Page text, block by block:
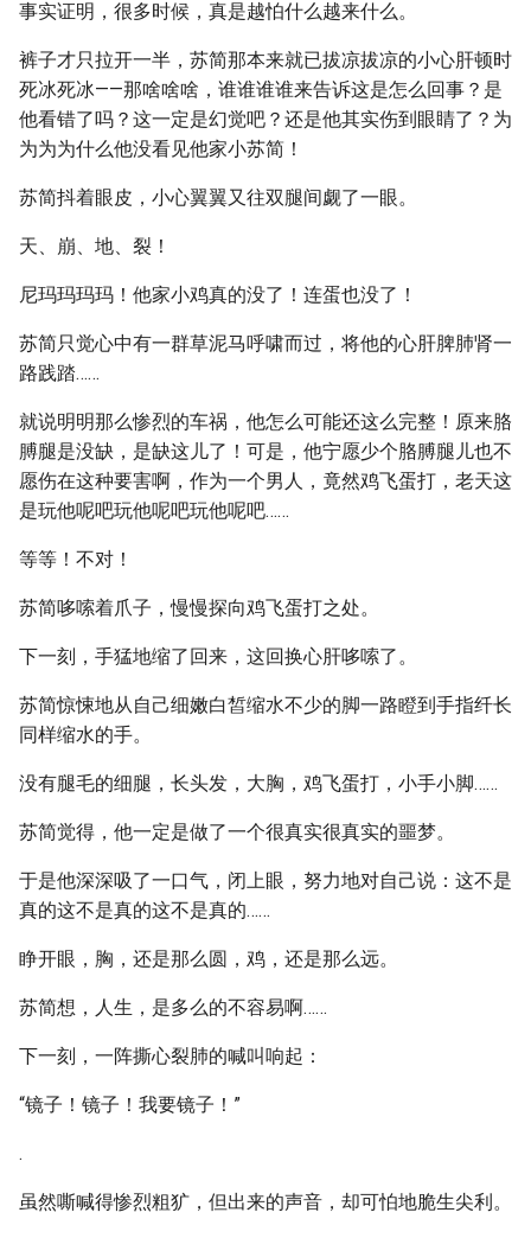
事实证明，很多时候，真是越怕什么越来什么。
裤子才只拉开一半，苏简那本来就已拔凉拔凉的小心肝顿时
死冰死冰——那啥啥啥，谁谁谁谁来告诉这是怎么回事？是
他看错了吗？这一定是幻觉吧？还是他其实伤到眼睛了？为
为为为什么他没看见他家小苏简！
苏简抖着眼皮，小心翼翼又往双腿间觑了一眼。
天、崩、地、裂！
尼玛玛玛玛！他家小鸡真的没了！连蛋也没了！
苏简只觉心中有一群草泥马呼啸而过，将他的心肝脾肺肾一
路践踏……
就说明明那么惨烈的车祸，他怎么可能还这么完整！原来胳
膊腿是没缺，是缺这儿了！可是，他宁愿少个胳膊腿儿也不
愿伤在这种要害啊，作为一个男人，竟然鸡飞蛋打，老天这
是玩他呢吧玩他呢吧玩他呢吧……
等等！不对！
苏简哆嗦着爪子，慢慢探向鸡飞蛋打之处。
下一刻，手猛地缩了回来，这回换心肝哆嗦了。
苏简惊悚地从自己细嫩白皙缩水不少的脚一路瞪到手指纤长
同样缩水的手。
没有腿毛的细腿，长头发，大胸，鸡飞蛋打，小手小脚……
苏简觉得，他一定是做了一个很真实很真实的噩梦。
于是他深深吸了一口气，闭上眼，努力地对自己说：这不是
真的这不是真的这不是真的……
睁开眼，胸，还是那么圆，鸡，还是那么远。
苏简想，人生，是多么的不容易啊……
下一刻，一阵撕心裂肺的喊叫响起：
“镜子！镜子！我要镜子！”
.
虽然嘶喊得惨烈粗犷，但出来的声音，却可怕地脆生尖利。